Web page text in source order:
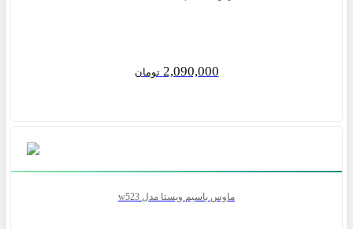
2,090,000 تومان
ماوس باسیم ویستا مدل w523